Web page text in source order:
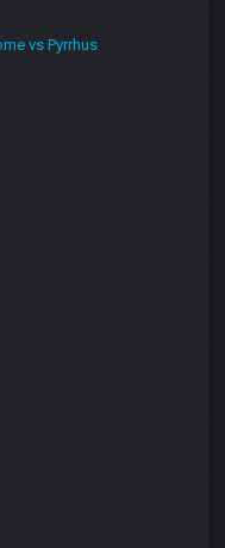
vs Pyrrhus